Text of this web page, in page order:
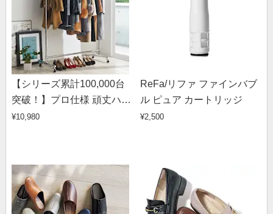
【シリーズ累計100,000台
突破！】プロ仕様 頑丈ハン
ガーラック シングルタイ
¥10,980
ReFa/リファ ファインバブ
ル ピュア カートリッジ
¥2,500